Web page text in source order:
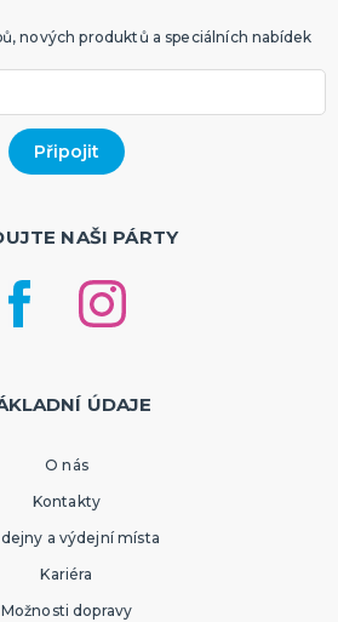
nových produktů a speciálních nabídek
NAŠI PÁRTY
ÚDAJE
O nás
Kontakty
a výdejní místa
Kariéra
Možnosti dopravy